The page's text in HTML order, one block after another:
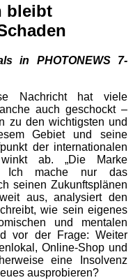
bleibt
in PHOTONEWS 7-
Nachricht hat viele
auch geschockt –
zu den wichtigsten und
Gebiet und seine
der internationalen
ab. „Die Marke
Ich mache nur das
seinen Zukunftsplänen
aus, analysiert den
wie sein eigenes
und mentalen
vor der Frage: Weiter
Online-Shop und
eine Insolvenz
ausprobieren?